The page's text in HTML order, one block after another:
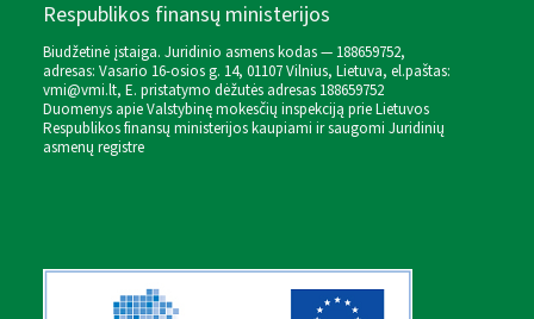
Respublikos finansų ministerijos
Biudžetinė įstaiga. Juridinio asmens kodas — 188659752,
adresas: Vasario 16-osios g. 14, 01107 Vilnius, Lietuva, el.paštas:
vmi@vmi.lt, E. pristatymo dėžutės adresas 188659752
Duomenys apie Valstybinę mokesčių inspekciją prie Lietuvos
Respublikos finansų ministerijos kaupiami ir saugomi Juridinių
asmenų registre